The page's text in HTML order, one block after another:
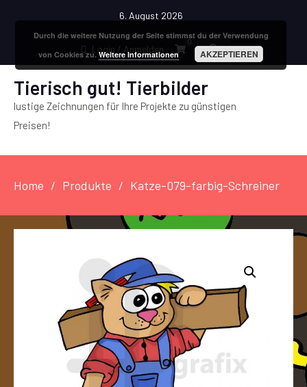
6. August 2026
Login / Anmelden
0
Tierisch gut! Tierbilder
lustige Zeichnungen für Ihre Projekte zu günstigen
Preisen!
Home Produkte Katze-079-farbig-Schreiner
Durch die weitere Nutzung der Seite stimmst du der Verwendung
von Cookies zu.Weitere Informationen AKZEPTIEREN